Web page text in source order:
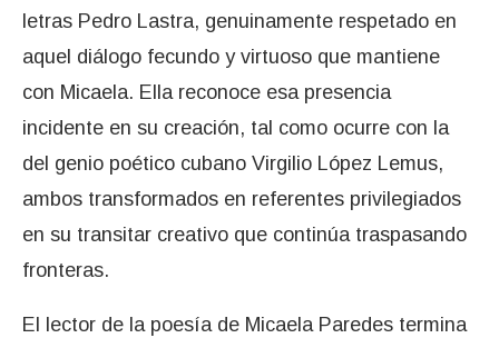
letras Pedro Lastra, genuinamente respetado en
aquel diálogo fecundo y virtuoso que mantiene
con Micaela. Ella reconoce esa presencia
incidente en su creación, tal como ocurre con la
del genio poético cubano Virgilio López Lemus,
ambos transformados en referentes privilegiados
en su transitar creativo que continúa traspasando
fronteras.
El lector de la poesía de Micaela Paredes termina